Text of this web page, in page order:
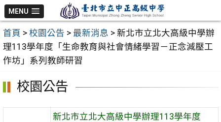
跳
至
主
要
內
MENU
首頁 > 校園公告 > 最新消息 > 新北市立北大高級中學辦
理113學年度「生命教育與社會情緒學習－正念減壓工
作坊」系列教師研習
校園公告
新北市立北大高級中學辦理113學年度